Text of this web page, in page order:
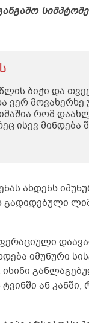
ბიჭი და
ვერ
რომ
ისევ მინდება
დიდად
და ხო
ახდენს
გადიდებული
იმუნური
ან